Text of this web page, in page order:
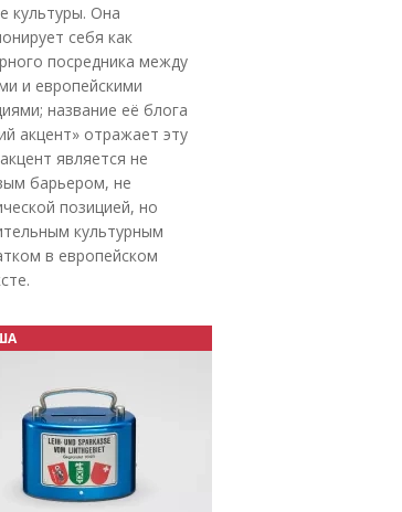
культуры. Она
себя как
посредника между
и европейскими
название её блога
акцент» отражает эту
является не
барьером, не
позицией, но
культурным
в европейском